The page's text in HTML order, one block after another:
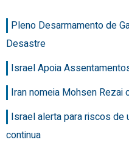
Pleno Desarmamento de
Desastre
Israel Apoia
Iran nomeia Mohsen Rezai
Israel alerta para riscos de
continua